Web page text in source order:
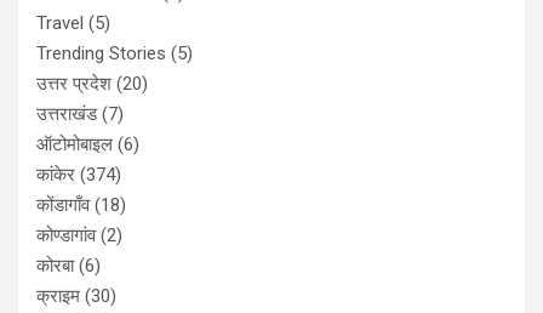
Travel (5)
Trending Stories (5)
उत्तर प्रदेश (20)
उत्तराखंड(7)
ऑटोमोबाइल (6)
कांकेर (374)
कोंडागाँव(18)
कोण्डागांव(2)
कोरबा(6)
क्राइम (30)